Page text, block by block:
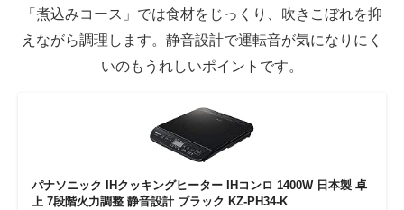
「煮込みコース」では食材をじっくり、吹きこぼれを抑
えながら調理します。静音設計で運転音が気になりにく
いのもうれしいポイントです。
パナソニック IHクッキングヒーター IHコンロ 1400W 日本製 卓
上 7段階火力調整 静音設計 ブラック KZ-PH34-K